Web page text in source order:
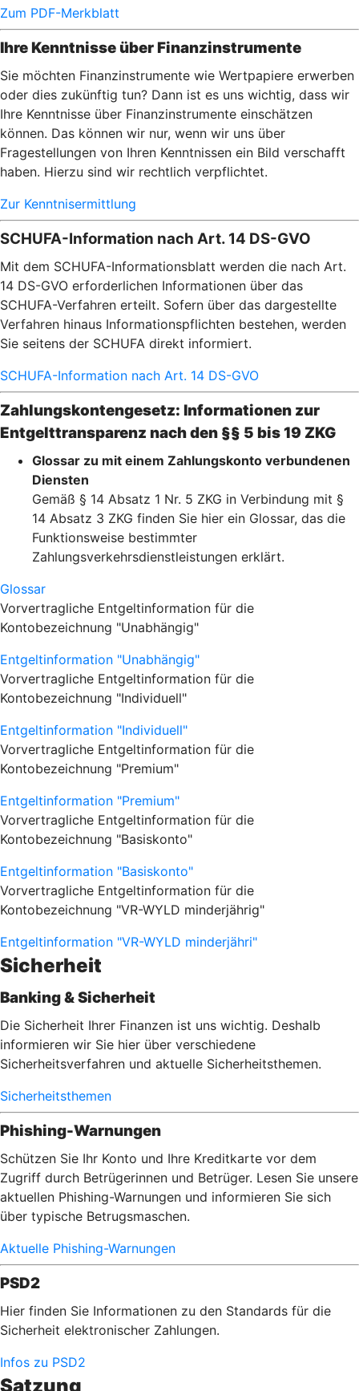
Zum PDF-Merkblatt
Ihre Kenntnisse über Finanzinstrumente
Sie möchten Finanzinstrumente wie Wertpapiere erwerben
oder dies zukünftig tun? Dann ist es uns wichtig, dass wir
Ihre Kenntnisse über Finanzinstrumente einschätzen
können. Das können wir nur, wenn wir uns über
Fragestellungen von Ihren Kenntnissen ein Bild verschafft
haben. Hierzu sind wir rechtlich verpflichtet.
Zur Kenntnisermittlung
SCHUFA-Information nach Art. 14 DS-GVO
Mit dem SCHUFA-Informationsblatt werden die nach Art.
14 DS-GVO erforderlichen Informationen über das
SCHUFA-Verfahren erteilt. Sofern über das dargestellte
Verfahren hinaus Informationspflichten bestehen, werden
Sie seitens der SCHUFA direkt informiert.
SCHUFA-Information nach Art. 14 DS-GVO
Zahlungskontengesetz: Informationen zur
Entgelttransparenz nach den §§ 5 bis 19 ZKG
Glossar zu mit einem Zahlungskonto verbundenen
Diensten
Gemäß § 14 Absatz 1 Nr. 5 ZKG in Verbindung mit §
14 Absatz 3 ZKG finden Sie hier ein Glossar, das die
Funktionsweise bestimmter
Zahlungsverkehrsdienstleistungen erklärt.
Glossar
Vorvertragliche Entgeltinformation für die
Kontobezeichnung "Unabhängig"
Entgeltinformation "Unabhängig"
Vorvertragliche Entgeltinformation für die
Kontobezeichnung "Individuell"
Entgeltinformation "Individuell"
Vorvertragliche Entgeltinformation für die
Kontobezeichnung "Premium"
Entgeltinformation "Premium"
Vorvertragliche Entgeltinformation für die
Kontobezeichnung "Basiskonto"
Entgeltinformation "Basiskonto"
Vorvertragliche Entgeltinformation für die
Kontobezeichnung "VR-WYLD minderjährig"
Entgeltinformation "VR-WYLD minderjähri"
Sicherheit
Banking & Sicherheit
Die Sicherheit Ihrer Finanzen ist uns wichtig. Deshalb
informieren wir Sie hier über verschiedene
Sicherheitsverfahren und aktuelle Sicherheitsthemen.
Sicherheitsthemen
Phishing-Warnungen
Schützen Sie Ihr Konto und Ihre Kreditkarte vor dem
Zugriff durch Betrügerinnen und Betrüger. Lesen Sie unsere
aktuellen Phishing-Warnungen und informieren Sie sich
über typische Betrugsmaschen.
Aktuelle Phishing-Warnungen
PSD2
Hier finden Sie Informationen zu den Standards für die
Sicherheit elektronischer Zahlungen.
Infos zu PSD2
Satzung